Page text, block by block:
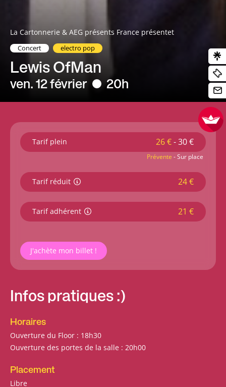
La Cartonnerie & AEG présents France présentet
Concert electro pop
Lewis OfMan
ven. 12 février 20h
Tarif plein 26 €- 30 €
Prévente - Sur place
Tarif réduit 24 €
Tarif adhérent 21 €
J'achète mon billet !
Infos pratiques :)
Horaires
Ouverture du Floor : 18h30
Ouverture des portes de la salle : 20h00
Placement
Libre